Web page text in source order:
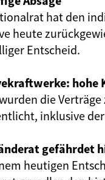
hat den
heute
Entscheid.
hohe
die
inklusive
gefährdet
heutigen